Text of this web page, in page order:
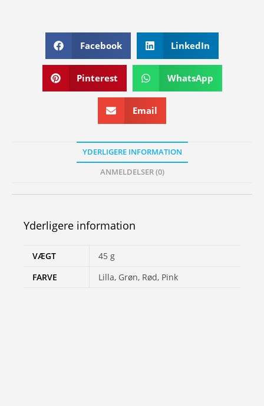
Facebook LinkedIn
Pinterest WhatsApp
Email
YDERLIGERE INFORMATION
ANMELDELSER (0)
Yderligere information
VÆGT
45 g
FARVE
Lilla, Grøn, Rød, Pink